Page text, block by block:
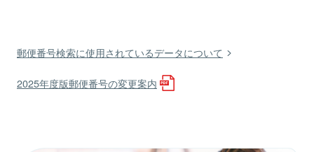
郵便番号検索に使用されているデータについて
2025年度版郵便番号の変更案内